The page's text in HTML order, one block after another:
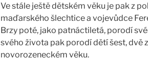
Ve stále ještě dětském věku je pak z
maďarského šlechtice a vojevůdce
Brzy poté, jako patnáctiletá, porodí
svého života pak porodí dětí šest, dvě
novorozeneckém věku.